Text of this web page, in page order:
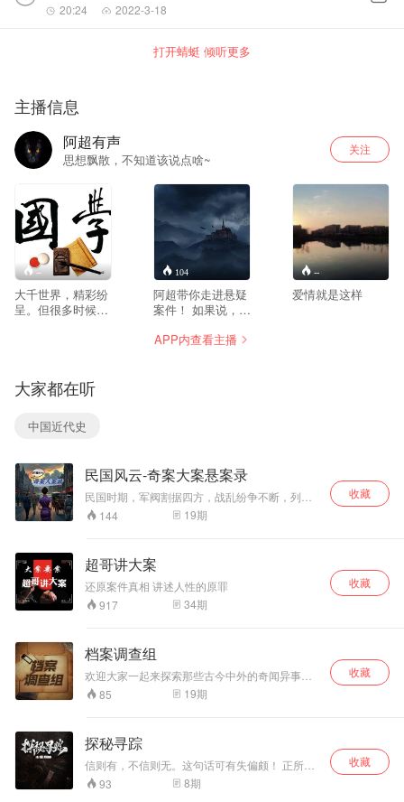
20:24 2022-3-18
打开蜻蜓 倾听更多
主播信息
阿超有声
思想飘散，不知道该说点啥~
关注
--
大千世界，精彩纷
呈。但很多时候，
变得琐碎不堪，身
心俱疲。每个人对
所以面对困难时，
应对方式。乐观豁
达的人能看开些，
采取更积极的方式
应对，而容易悲观
的人则可能受到更
甚至让自己消沉下
去。 可是，生活的
不易实乃正常，不
管面对怎样的困
境，我们都应该不
持有乐观豁达的态
度，告诉自己坚持
下去，定会雨过天
晴。所以，当你失
试着用诗人的这些
态度去改变一下自
己，给自己一个新
的人生舞台。 如果
104
阿超带你走进悬疑
案件！ 如果说，人
离开，或许是轰轰
间，了解悬疑案
件，不是为了让我
胆怯，而是让我们
敬畏生命，仰望生
听众，听后有所感
悟，有所升华，对
生命有所新的认
--
爱情就是这样
APP内查看主播
大家都在听
中国近代史
民国风云-奇案大案悬案录
民国时期，军阀割据四方，战乱纷争不断，列强
横行，社会动荡，风起云涌，随之，发生了一系
列形形色色的大案、要案。这些案件诡谲离奇，
由于案情曲折，背景复杂，有的案件则成为历史
悬案和难解之谜。 《民国风云-奇案大案悬案录》
的创作团队，广泛搜集了相关专业文史资料，精
心整理，针对一些民间流传的故事版本，还原其
历史真相，披露了许多鲜为人知的细节和内幕，
惊雷，纵览社会人生百态，感受这个特殊历史时
期的千奇万象。
144 19期
收藏
超哥讲大案
还原案件真相 讲述人性的原罪
917
34期
收藏
档案调查组
欢迎大家一起来探索那些古今中外的奇闻异事以
及那些大案要案的还原纪实
85 19期
收藏
探秘寻踪
信则有，不信则无。这句话可有失偏颇！ 正所谓
世界之大、无奇不有！ 不管你信与不信，真的就
是真的！存在即真理！ 世界这么大，哎！哪都去
93 8期
收藏